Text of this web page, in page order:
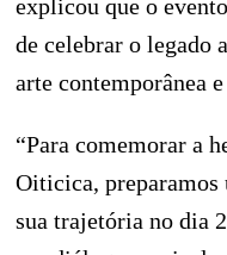
explicou que o
de celebrar o legado
arte contemporânea
“Para comemorar a
Oiticica, preparamos
sua trajetória no dia